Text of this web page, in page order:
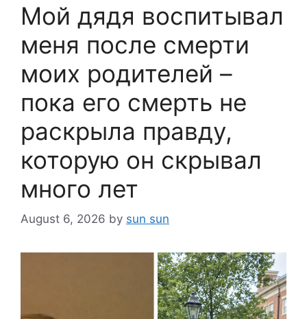
Мой дядя воспитывал
меня после смерти
моих родителей –
пока его смерть не
раскрыла правду,
которую он скрывал
много лет
August 6, 2026 by sun sun